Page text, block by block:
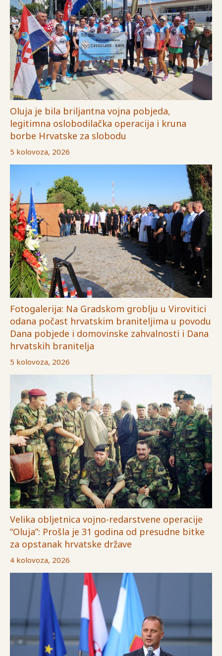
Oluja je bila briljantna vojna pobjeda,
legitimna oslobodilačka operacija i kruna
borbe Hrvatske za slobodu
5 kolovoza, 2026
Fotogalerija: Na Gradskom groblju u Virovitici
odana počast hrvatskim braniteljima u povodu
Dana pobjede i domovinske zahvalnosti i Dana
hrvatskih branitelja
5 kolovoza, 2026
Velika obljetnica vojno-redarstvene operacije
“Oluja”: Prošla je 31 godina od presudne bitke
za opstanak hrvatske države
4 kolovoza, 2026